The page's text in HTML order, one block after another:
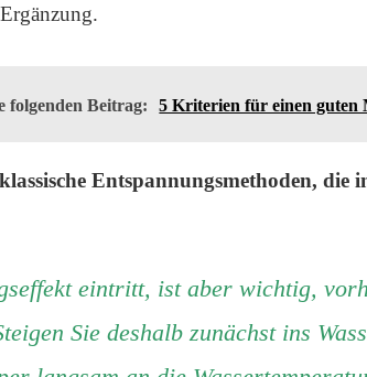
folgenden Beitrag: 5 Kriterien für einen guten
Entspannungsmethoden, die
eintritt, ist aber wichtig,
Sie deshalb zunächst ins